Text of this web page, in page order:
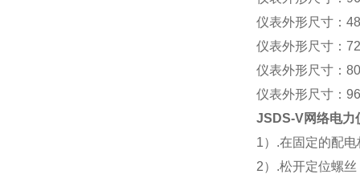
仪表外形尺寸：
仪表外形尺寸：
仪表外形尺寸：
仪表外形尺寸：
JSDS-V网络电力
1）.在固定的配
2）.松开定位螺